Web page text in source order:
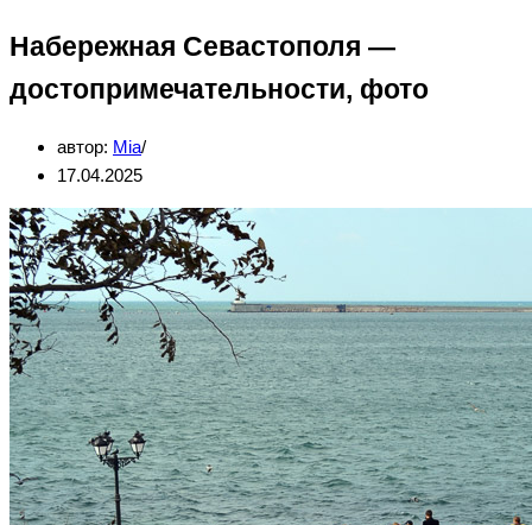
Набережная Севастополя —
достопримечательности, фото
автор: Mia
17.04.2025